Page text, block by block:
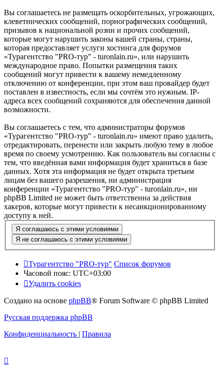
Вы соглашаетесь не размещать оскорбительных, угрожающих,
клеветнических сообщений, порнографических сообщений,
призывов к национальной розни и прочих сообщений,
которые могут нарушить законы вашей страны, страны,
которая предоставляет услуги хостинга для форумов
«Турагентство "PRO-тур" - turonlain.ru», или нарушить
международное право. Попытки размещения таких
сообщений могут привести к вашему немедленному
отключению от конференции, при этом ваш провайдер будет
поставлен в известность, если мы сочтём это нужным. IP-
адреса всех сообщений сохраняются для обеспечения данной
возможности.
Вы соглашаетесь с тем, что администраторы форумов
«Турагентство "PRO-тур" - turonlain.ru» имеют право удалить,
отредактировать, перенести или закрыть любую тему в любое
время по своему усмотрению. Как пользователь вы согласны с
тем, что введённая вами информация будет храниться в базе
данных. Хотя эта информация не будет открыта третьим
лицам без вашего разрешения, ни администрация
конференции «Турагентство "PRO-тур" - turonlain.ru», ни
phpBB Limited не может быть ответственна за действия
хакеров, которые могут привести к несанкционированному
доступу к ней.
Турагентство "PRO-тур" Список форумов
Часовой пояс: UTC+03:00
Удалить cookies
Создано на основе phpBB® Forum Software © phpBB Limited
Русская поддержка phpBB
Конфиденциальность | Правила